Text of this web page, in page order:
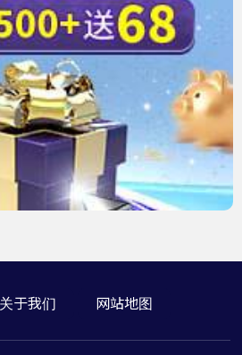
关于我们 网站地图